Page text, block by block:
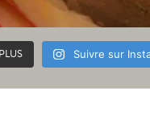
Suivre sur